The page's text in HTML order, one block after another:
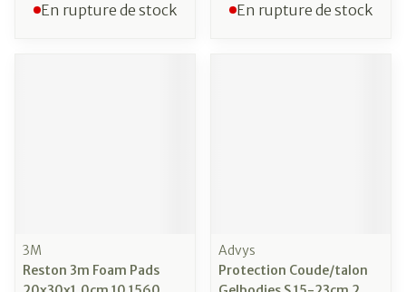
En rupture de stock En rupture de stock
3M
Reston 3m Foam Pads
Advys
Protection Coude/talon